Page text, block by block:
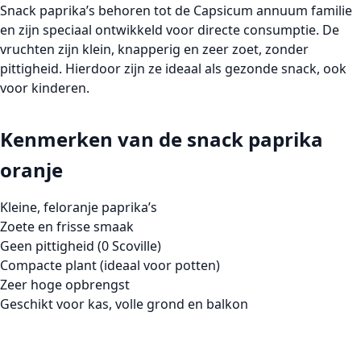
Snack paprika’s behoren tot de Capsicum annuum familie
en zijn speciaal ontwikkeld voor directe consumptie. De
vruchten zijn klein, knapperig en zeer zoet, zonder
pittigheid. Hierdoor zijn ze ideaal als gezonde snack, ook
voor kinderen.
Kenmerken van de snack paprika
oranje
Kleine, feloranje paprika’s
Zoete en frisse smaak
Geen pittigheid (0 Scoville)
Compacte plant (ideaal voor potten)
Zeer hoge opbrengst
Geschikt voor kas, volle grond en balkon